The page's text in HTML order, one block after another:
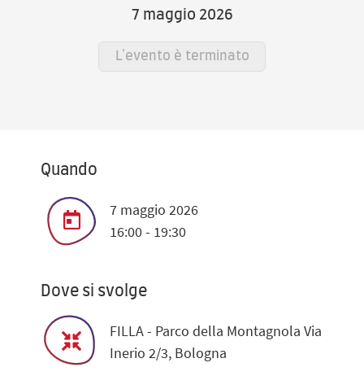
7 maggio 2026
L'evento è terminato
Quando
7 maggio 2026
16:00 - 19:30
Dove si svolge
FILLA - Parco della Montagnola Via
Inerio 2/3, Bologna